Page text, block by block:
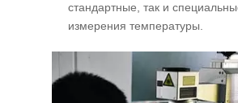
стандартные, так и
измерения температуры.